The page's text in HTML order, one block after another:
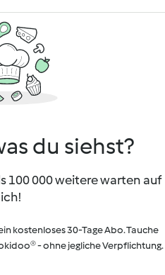
du siehst?
100 000 weitere warten auf
kostenloses 30-Tage Abo. Tauche
- ohne jegliche Verpflichtung.